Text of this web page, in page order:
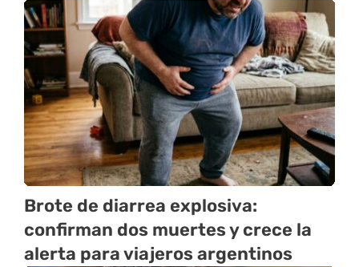
Brote de diarrea explosiva:
confirman dos muertes y crece la
alerta para viajeros argentinos